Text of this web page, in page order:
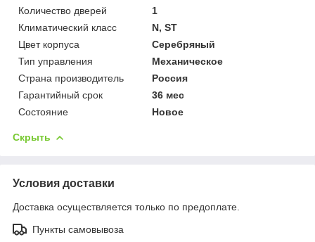
Количество дверей
1
Климатический класс
N, ST
Цвет корпуса
Серебряный
Тип управления
Механическое
Страна производитель
Россия
Гарантийный срок
36 мес
Состояние
Новое
Скрыть
Условия доставки
Доставка осуществляется только по предоплате.
Пункты самовывоза